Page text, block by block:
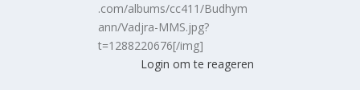
.com/albums/cc411/Budhym
ann/Vadjra-MMS.jpg?
t=1288220676[/img]
Login om te reageren